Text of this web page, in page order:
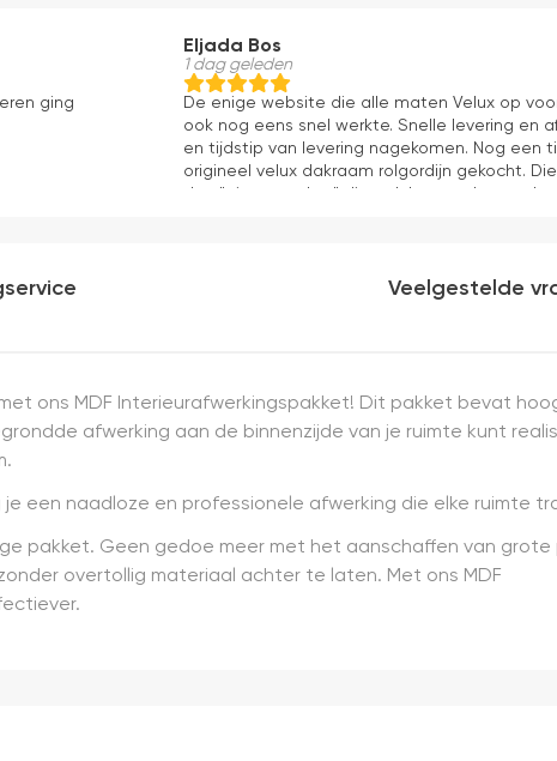
ging
Eljada Bos
1 dag geleden
De enige website die alle maten Velux op
ook nog eens snel werkte. Snelle levering en
en tijdstip van levering nagekomen. Nog een
origineel velux dakraam rolgordijn gekocht.
dan "eigen merken" die ook het en der worden
Veelgestelde
ons MDF Interieurafwerkingspakket! Dit pakket bevat
afwerking aan de binnenzijde van je ruimte kunt
een naadloze en professionele afwerking die elke ruimte
pakket. Geen gedoe meer met het aanschaffen van grote
overtollig materiaal achter te laten. Met ons MDF